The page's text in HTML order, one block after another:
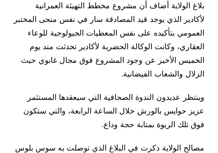
بلاغ الولاية أضاف أن مشروع مخطط التهيئة العمرانية
لأكادير الذي يوجد قيد المصادقة سار في نفس منحى المختبر
العمومي بتأكيده على نفس المعطيات الجيولوجية للوعاء
العقاري، وكانت الوكالة الحضرية لأكادير تحدثت مند يوم
الخميس الأخير عن وجود المشروع فوق مجال غابوي حيث
الزلال والشعاب الفيضانية.
وينتظر عديدون الندوة الصحافية التي سيعقدها المستثمر
عزيز حوايس بالورش خلال الساعة الرابعة، والتي ستكون
فوق تلك الربوة بمتابة حجة وداع.
مصالح الولاية ذكرت في البلاغ الذي توصلت به سوس بلوس